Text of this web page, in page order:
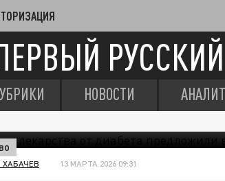
РУССКИЙ
НОВОСТИ
13 МАРТА 2026 09:31